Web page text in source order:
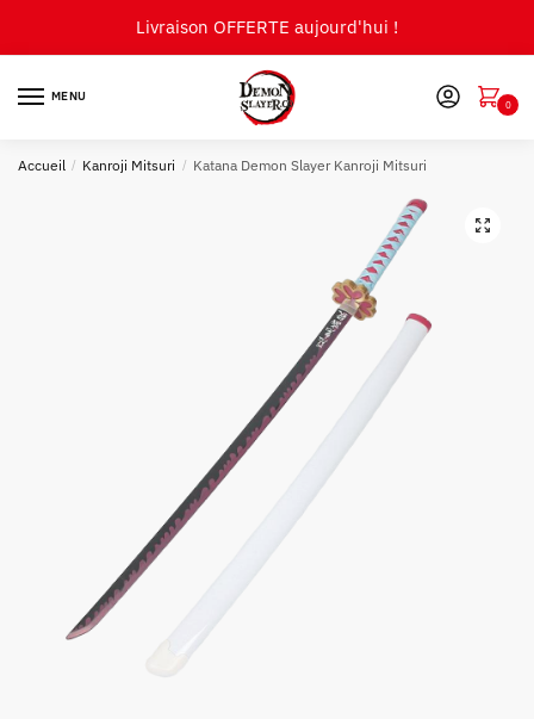
Livraison OFFERTE aujourd'hui !
MENU
0
Accueil / Kanroji Mitsuri / Katana Demon Slayer Kanroji Mitsuri
🔍